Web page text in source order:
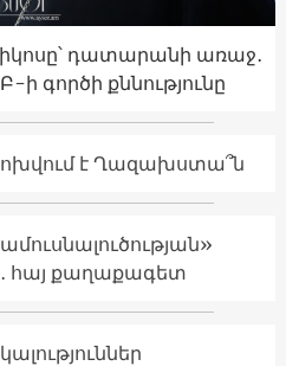
դատարանի առաջ․
ի գործի քննությունը
է Ղազախստա՞ն
հայ քաղաքագետ